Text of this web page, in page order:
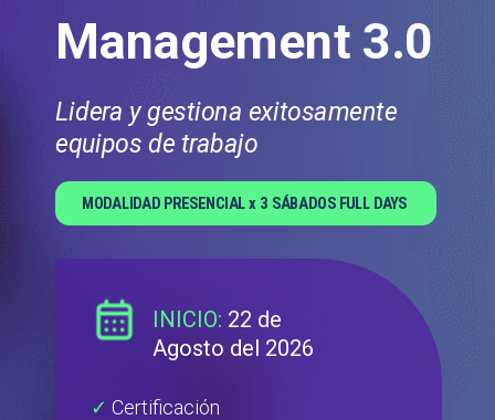
Management 3.0
INICIO: 22 de
Agosto del 2026
✓ Certificación
MODALIDAD PRESENCIAL x 3 SÁBADOS FULL DAYS
Lidera y gestiona exitosamente
equipos de trabajo